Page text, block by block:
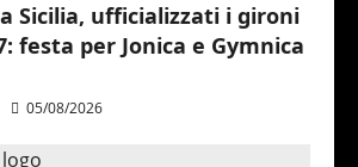
Sicilia, ufficializzati i gironi
festa per Jonica e Gymnica
05/08/2026